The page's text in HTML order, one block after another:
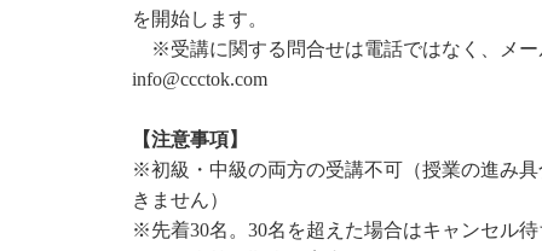
を開始します。
※受講に関する問合せは電話ではなく、メ
info@ccctok.com
【注意事項】
※初級・中級の両方の受講不可（授業の進み
きません）
※先着30名。30名を超えた場合はキャンセル